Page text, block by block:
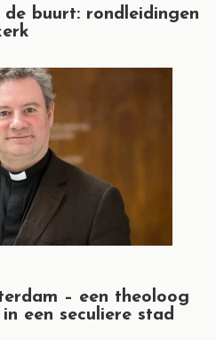
buurt: rondleidingen
– een theoloog
een seculiere stad